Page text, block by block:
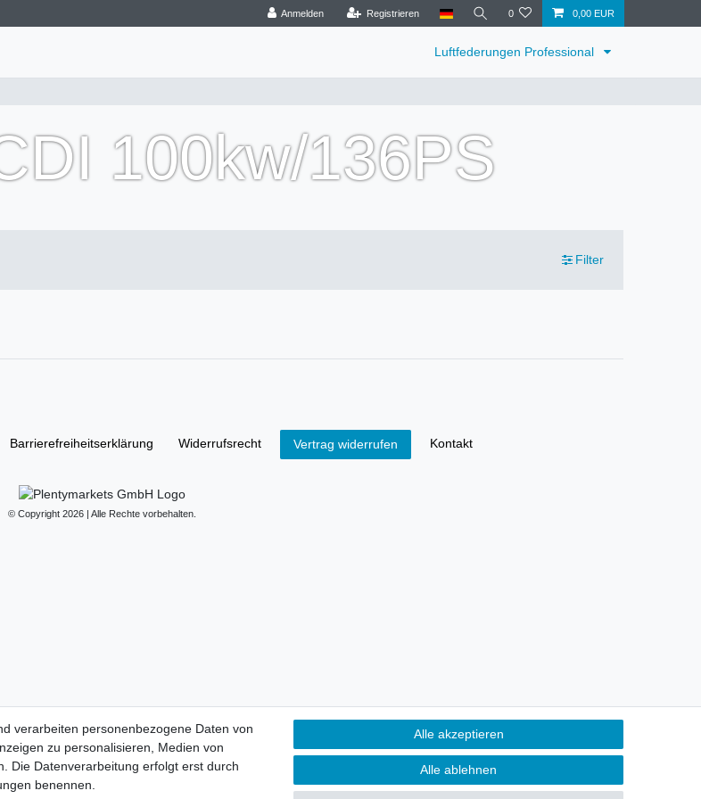
Anmelden Registrieren 0 0,00 EUR
Luftfederungen Professional
100kw/136PS
Filter
Barrierefreiheitserklärung Widerrufs­recht Vertrag widerrufen Kontakt
© Copyright 2026 | Alle Rechte vorbehalten.
verarbeiten personenbezogene Daten von
zu personalisieren, Medien von
Die Datenverarbeitung erfolgt erst durch
benennen.
Alle akzeptieren
Alle ablehnen